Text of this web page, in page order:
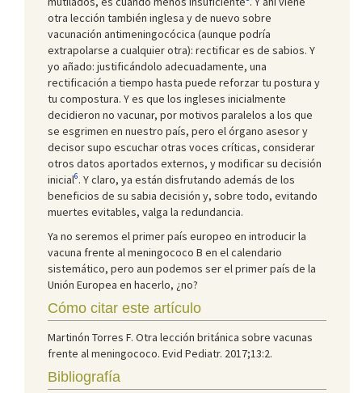
otra lección también inglesa y de nuevo sobre
vacunación antimeningocócica (aunque podría
extrapolarse a cualquier otra): rectificar es de sabios. Y
yo añado: justificándolo adecuadamente, una
rectificación a tiempo hasta puede reforzar tu postura y
tu compostura. Y es que los ingleses inicialmente
decidieron no vacunar, por motivos paralelos a los que
se esgrimen en nuestro país, pero el órgano asesor y
decisor supo escuchar otras voces críticas, considerar
otros datos aportados externos, y modificar su decisión
inicial6. Y claro, ya están disfrutando además de los
beneficios de su sabia decisión y, sobre todo, evitando
muertes evitables, valga la redundancia.
Ya no seremos el primer país europeo en introducir la
vacuna frente al meningococo B en el calendario
sistemático, pero aun podemos ser el primer país de la
Unión Europea en hacerlo, ¿no?
Cómo citar este artículo
Martinón Torres F. Otra lección británica sobre vacunas
frente al meningococo. Evid Pediatr. 2017;13:2.
Bibliografía